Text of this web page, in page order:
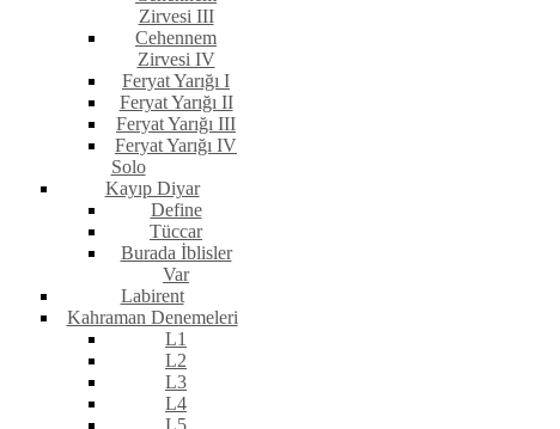
Zirvesi III
Cehennem
Zirvesi IV
Feryat Yarığı I
Feryat Yarığı II
Feryat Yarığı III
Feryat Yarığı IV
Solo
Kayıp Diyar
Define
Tüccar
Burada İblisler
Var
Labirent
Kahraman Denemeleri
L1
L2
L3
L4